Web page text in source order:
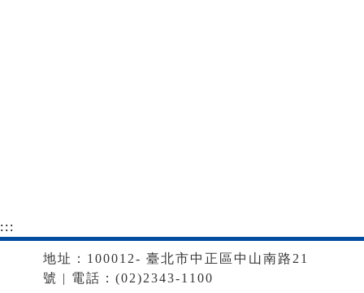
:::
地址：100012- 臺北市中正區中山南路21
號 | 電話：(02)2343-1100